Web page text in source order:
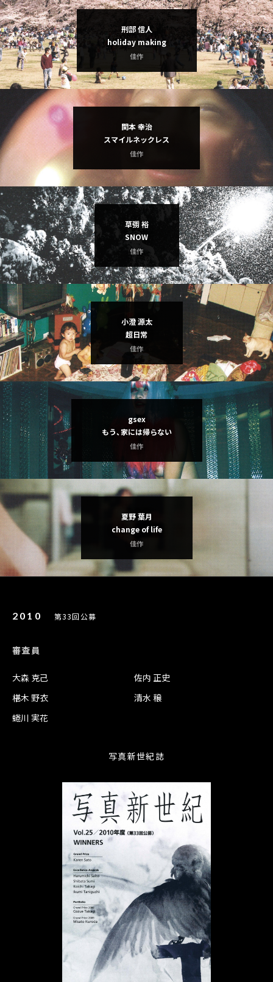
刑部 信人
holiday making
佳作
関本 幸治
スマイルネックレス
佳作
草彅 裕
SNOW
佳作
小澄 源太
超日常
佳作
gsex
もう、家には帰らない
佳作
夏野 葉月
change of life
佳作
2010 第33回公募
審査員
大森 克己
佐内 正史
椹木 野衣
清水 穣
蜷川 実花
写真新世紀誌